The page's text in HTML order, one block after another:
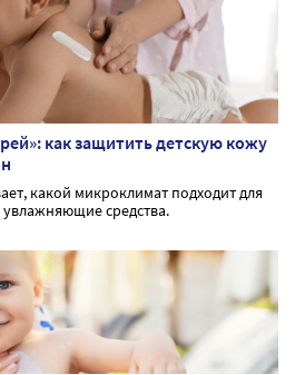
как защитить детскую кожу
какой микроклимат подходит для
средства.